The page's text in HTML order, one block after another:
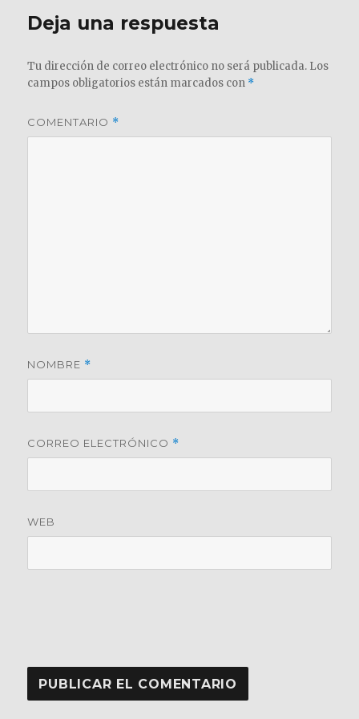
Deja una respuesta
Tu dirección de correo electrónico no será publicada. Los
campos obligatorios están marcados con *
COMENTARIO *
NOMBRE *
CORREO ELECTRÓNICO *
WEB